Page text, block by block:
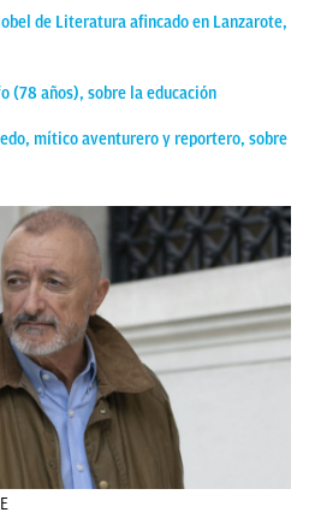
de Literatura afincado en Lanzarote,
(78 años), sobre la educación
mítico aventurero y reportero, sobre